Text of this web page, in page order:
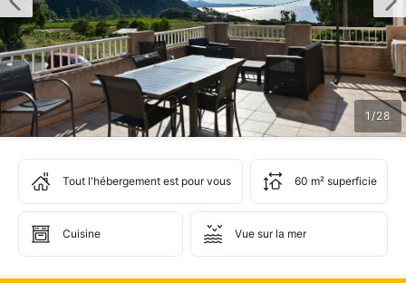
1 /28
Tout l'hébergement est pour vous 60 m² superficie
Cuisine Vue sur la mer